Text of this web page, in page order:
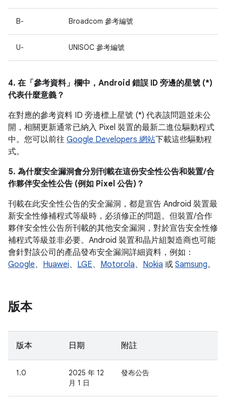
B- Broadcom 參考編號
U- UNISOC 參考編號
4. 在「參考資料」 欄中，Android 錯誤 ID 旁邊的星號 (*)
代表什麼意義？
在對應的參考資料 ID 旁邊標上星號 (*) 代表該問題並未公
開，相關更新通常已納入 Pixel 裝置的最新二進位驅動程式
中。您可以前往 Google Developers 網站下載這些驅動程
式。
5. 為什麼安全漏洞會分別刊載在這份安全性公告和裝置/合
作夥伴安全性公告 (例如 Pixel 公告)？
刊載在此安全性公告的安全漏洞，都是宣告 Android 裝置最
新安全性修補程式等級時，必須修正的問題。但裝置/合作
夥伴安全性公告所刊載的其他安全漏洞，對於宣告安全性修
補程式等級並非必要。Android 裝置和晶片組製造商也可能
會針對該公司的產品發布安全漏洞詳細資料，例如：
Google、 Huawei、 LGE、 Motorola、 Nokia 或 Samsung。
版本
版本 日期 附註
1.0
2025 年 12
月 1 日
發布公告